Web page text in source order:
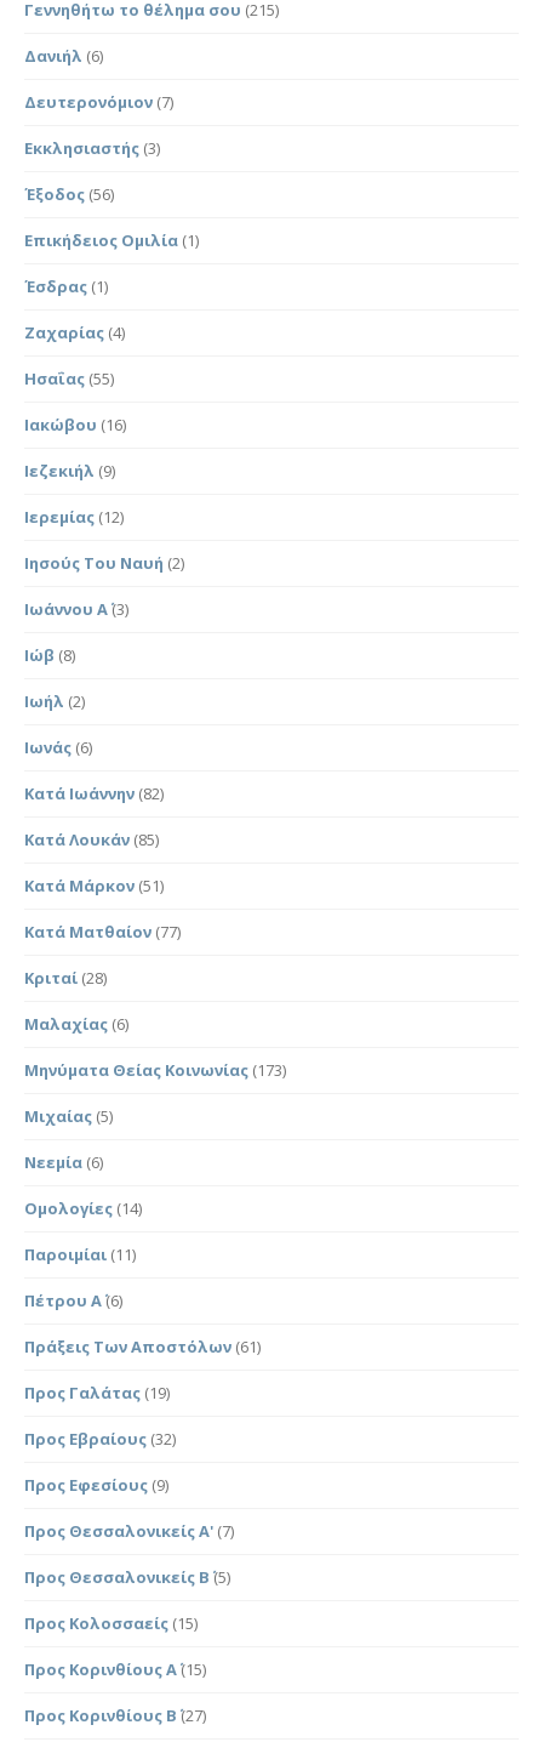
Γεννηθήτω το θέλημα σου (215)
Δανιήλ (6)
Δευτερονόμιον (7)
Εκκλησιαστής (3)
Έξοδος (56)
Επικήδειος Ομιλία (1)
Έσδρας (1)
Ζαχαρίας (4)
Ησαΐας (55)
Ιακώβου (16)
Ιεζεκιήλ (9)
Ιερεμίας (12)
Ιησούς Του Ναυή (2)
Ιωάννου Α΄(3)
Ιώβ (8)
Ιωήλ (2)
Ιωνάς (6)
Κατά Ιωάννην (82)
Κατά Λουκάν (85)
Κατά Μάρκον (51)
Κατά Ματθαίον (77)
Κριταί (28)
Μαλαχίας (6)
Μηνύματα Θείας Κοινωνίας (173)
Μιχαίας (5)
Νεεμία (6)
Ομολογίες (14)
Παροιμίαι (11)
Πέτρου Α΄(6)
Πράξεις Των Αποστόλων (61)
Προς Γαλάτας (19)
Προς Εβραίους (32)
Προς Εφεσίους (9)
Προς Θεσσαλονικείς Α' (7)
Προς Θεσσαλονικείς Β΄ (5)
Προς Κολοσσαείς (15)
Προς Κορινθίους Α΄(15)
Προς Κορινθίους Β΄ (27)